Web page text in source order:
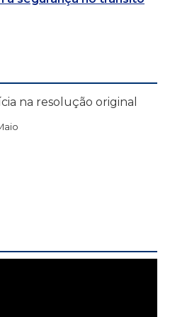
na resolução original